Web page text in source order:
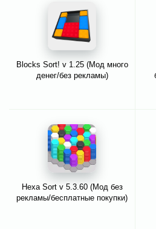
Blocks Sort! v 1.25 (Мод много
денег/без рекламы)
Hexa Sort v 5.3.60 (Мод без
рекламы/бесплатные покупки)